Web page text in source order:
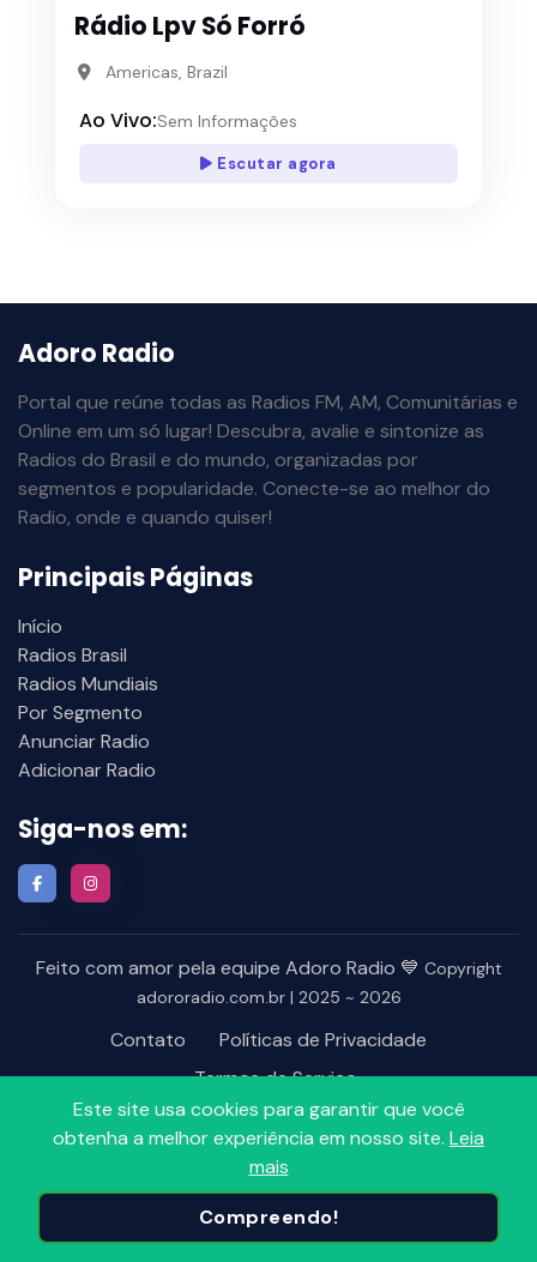
Rádio Lpv Só Forró
Americas, Brazil
Ao Vivo:Sem Informações
Escutar agora
Este site usa cookies para garantir que você
obtenha a melhor experiência em nosso site. Leia
mais
Compreendo!
Adoro Radio
Portal que reúne todas as Radios FM, AM, Comunitárias e
Online em um só lugar! Descubra, avalie e sintonize as
Radios do Brasil e do mundo, organizadas por
segmentos e popularidade. Conecte-se ao melhor do
Radio, onde e quando quiser!
Principais Páginas
Início
Radios Brasil
Radios Mundiais
Por Segmento
Anunciar Radio
Adicionar Radio
Siga-nos em:
Feito com amor pela equipe Adoro Radio 💙 Copyright
adororadio.com.br | 2025 ~ 2026
Contato
Políticas de Privacidade
Termos de Serviço